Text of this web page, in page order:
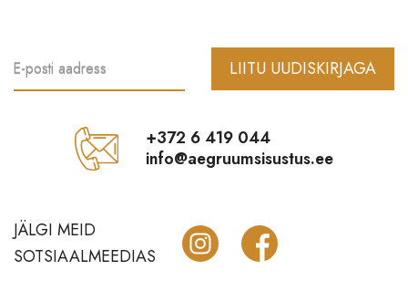
E-posti aadress LIITU UUDISKIRJAGA
+372 6 419 044
info@aegruumsisustus.ee
JÄLGI MEID
SOTSIAALMEEDIAS